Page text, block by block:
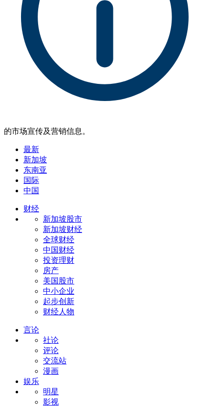
的市场宣传及营销信息。
最新
新加坡
东南亚
国际
中国
财经
新加坡股市
新加坡财经
全球财经
中国财经
投资理财
房产
美国股市
中小企业
起步创新
财经人物
言论
社论
评论
交流站
漫画
娱乐
明星
影视